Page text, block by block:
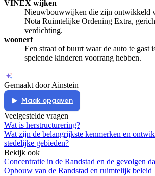
VINEX wijken
Nieuwbouwwijken die zijn ontwikkeld
Nota Ruimtelijke Ordening Extra,
verdichting.
woonerf
Een straat of buurt waar de auto te gast
spelende kinderen voorrang hebben.
Gemaakt door Ainstein
Maak opgaven
Veelgestelde vragen
Wat is herstructurering?
Wat zijn de belangrijkste kenmerken en
stedelijke gebieden?
Bekijk ook
Concentratie in de Randstad en de gevolgen
Opbouw van de Randstad en ruimtelijk beleid